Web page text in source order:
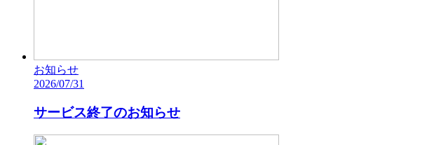
お知らせ
2026/07/31
サービス終了のお知らせ